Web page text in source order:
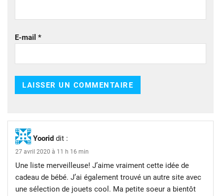
E-mail *
Yoorid dit :
27 avril 2020 à 11 h 16 min
Une liste merveilleuse! J’aime vraiment cette idée de
cadeau de bébé. J’ai également trouvé un autre site avec
une sélection de jouets cool. Ma petite soeur a bientôt